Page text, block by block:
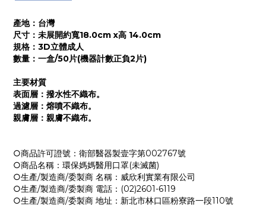
產地：台灣
尺寸：未展開約寬18.0cm x高 14.0cm
規格：3D立體成人
數量：一盒/50片(機器計數正負2片)
主要材質
表面層：撥水性不織布。
過濾層：熔噴不織布。
親膚層：親膚不織布。
○商品許可證號：衛部醫器製壹字第002767號
○商品名稱：環保媽媽醫用口罩(未滅菌)
○生產/製造商/委製商 名稱：威欣利實業有限公司
○生產/製造商/委製商 電話：(02)2601-6119
○生產/製造商/委製商 地址：新北市林口區粉寮路一段110號